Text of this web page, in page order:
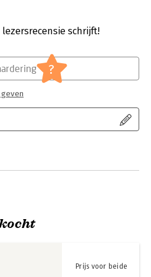
schrijft!
?
Prijs voor beide